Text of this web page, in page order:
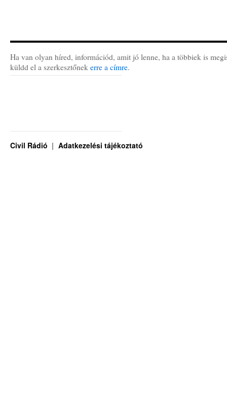
Ha van olyan híred, információd, amit jó lenne, ha a többiek is
küldd el a szerkesztőnek erre a címre.
Civil Rádió Adatkezelési tájékoztató